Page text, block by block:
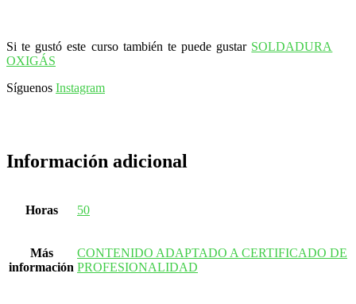
Si te gustó este curso también te puede gustar SOLDADURA
OXIGÁS
Síguenos Instagram
Información adicional
Horas 50
Más
información
CONTENIDO ADAPTADO A CERTIFICADO DE
PROFESIONALIDAD